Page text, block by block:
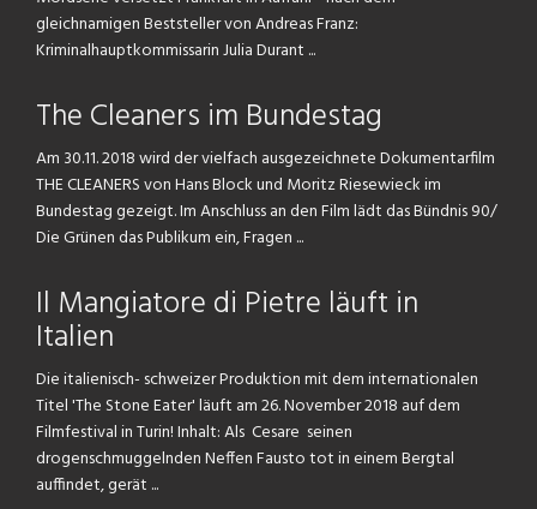
gleichnamigen Beststeller von Andreas Franz:
Kriminalhauptkommissarin Julia Durant ...
The Cleaners im Bundestag
Am 30.11. 2018 wird der vielfach ausgezeichnete Dokumentarfilm
THE CLEANERS von Hans Block und Moritz Riesewieck im
Bundestag gezeigt. Im Anschluss an den Film lädt das Bündnis 90/
Die Grünen das Publikum ein, Fragen ...
Il Mangiatore di Pietre läuft in
Italien
Die italienisch- schweizer Produktion mit dem internationalen
Titel 'The Stone Eater' läuft am 26. November 2018 auf dem
Filmfestival in Turin! Inhalt: Als Cesare seinen
drogenschmuggelnden Neffen Fausto tot in einem Bergtal
auffindet, gerät ...